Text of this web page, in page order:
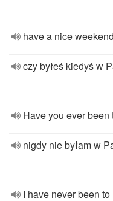
have a nice weekend
czy byłeś kiedyś w
Have you ever been
nigdy nie byłam w
I have never been